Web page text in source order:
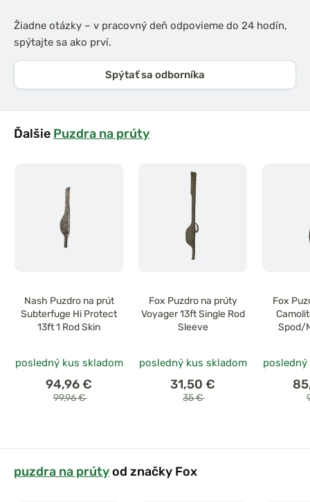
Žiadne otázky – v pracovný deň odpovieme do 24 hodín,
spýtajte sa ako prví.
Spýtať sa odborníka
Ďalšie Puzdra na prúty
Nash Puzdro na prút
Subterfuge Hi Protect
13ft 1 Rod Skin
posledný kus skladom
94,96 €
99,96 €
Fox Puzdro na prúty
Voyager 13ft Single Rod
Sleeve
posledný kus skladom
31,50 €
35 €
Fox
Spod/
puzdra na prútyod značky Fox